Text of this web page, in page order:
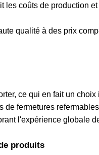
les coûts de production
qualité à des prix
ce qui en fait un
fermetures
l'expérience globale
produits